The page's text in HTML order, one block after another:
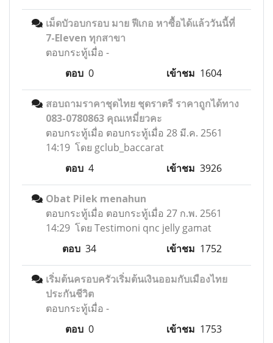
เม็ดบัวอบกรอบ มาย ฟีเกอ หาซื้อได้แล้ววันนี้ที่
7-Eleven ทุกสาขา
ตอบกระทู้เมื่อ -
ตอบ 0 เข้าชม 1604
สอบถามราคาชุดไทย ชุดราตรี ราคาถูกได้ทาง
083-0780863 คุณเหมี่ยวคะ
ตอบกระทู้เมื่อ ตอบกระทู้เมื่อ 28 มี.ค. 2561
14:19 โดย gclub_baccarat
ตอบ 4 เข้าชม 3926
Obat Pilek menahun
ตอบกระทู้เมื่อ ตอบกระทู้เมื่อ 27 ก.พ. 2561
14:29 โดย Testimoni qnc jelly gamat
ตอบ 34 เข้าชม 1752
เริ่มต้นครอบครัวเริ่มต้นเงินออมกับเมืองไทย
ประกันชีวิต
ตอบกระทู้เมื่อ -
ตอบ 0 เข้าชม 1753